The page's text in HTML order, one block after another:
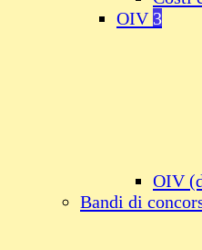
OIV 3
OIV
Bandi di